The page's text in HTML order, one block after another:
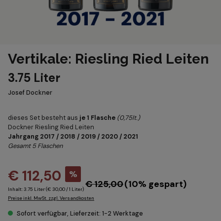
Vertikale: Riesling Ried Leiten
3.75 Liter
Josef Dockner
dieses Set besteht aus je 1 Flasche (0,75lt.)
Dockner Riesling Ried Leiten
Jahrgang 2017 / 2018 / 2019 / 2020 / 2021
Gesamt 5 Flaschen
€ 112,50
%
€ 125,00(10% gespart)
Inhalt:3.75 Liter(€ 30,00 / 1 Liter)
Preise inkl. MwSt. zzgl. Versandkosten
Sofort verfügbar, Lieferzeit: 1-2 Werktage